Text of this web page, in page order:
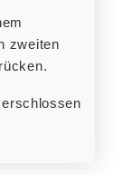
zweiten